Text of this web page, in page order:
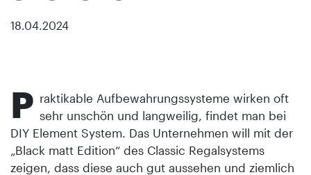
18.04.2024
P raktikable Aufbewahrungssysteme wirken oft
sehr unschön und langweilig, findet man bei
DIY Element System. Das Unternehmen will mit der
„Black matt Edition“ des Classic Regalsystems
zeigen, dass diese auch gut aussehen und ziemlich